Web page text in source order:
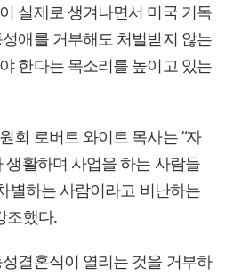
실제로 생겨나면서 미국 기독
애를 거부해도 처벌받지 않는
한다는 목소리를 높이고 있는
회 로버트 와이트 목사는 “자
활하며 사업을 하는 사람들
별하는 사람이라고 비난하는
조했다.
결혼식이 열리는 것을 거부하